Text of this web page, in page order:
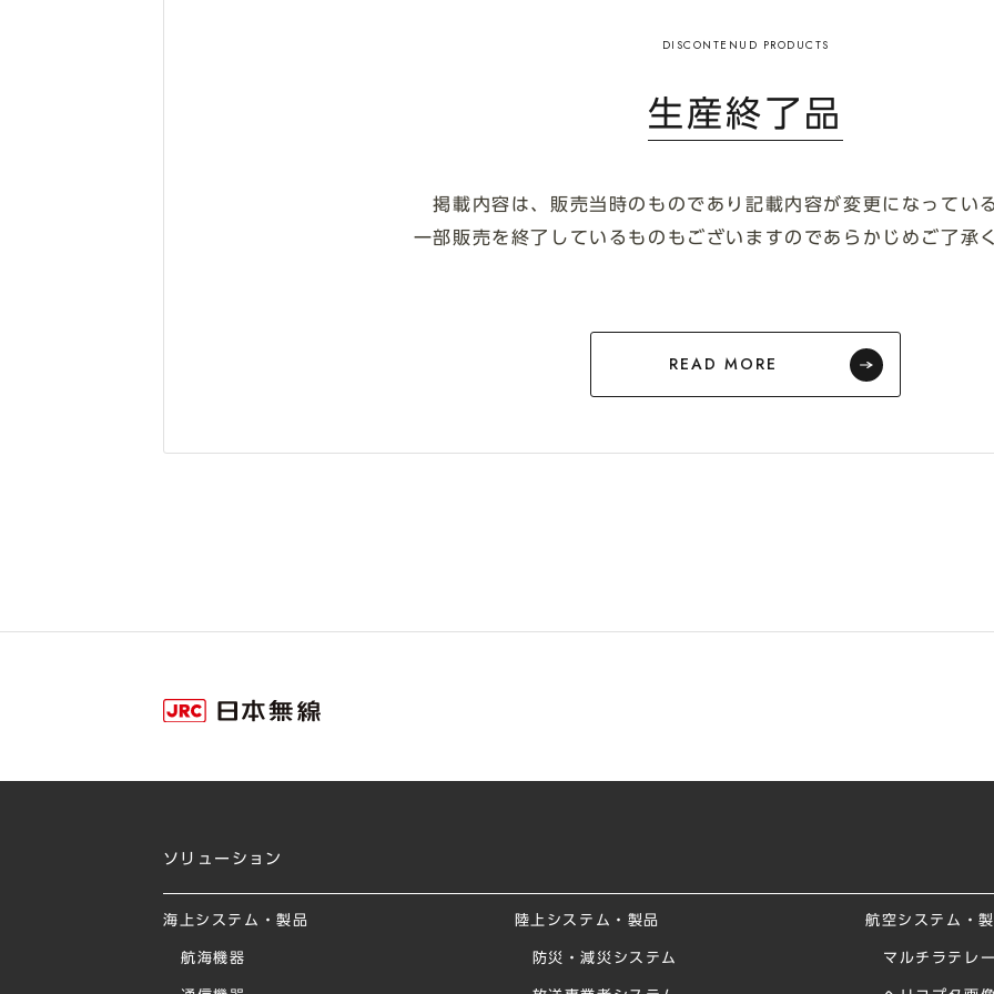
生産終了品
掲載内容は、販売当時のものであり記載内容が変更になってい
一部販売を終了しているものもございますのであらかじめご了承
READ MORE
ソリューション
海上システム・製品
航海機器
陸上システム・製品
防災・減災システム
航空システム・
マルチラテレ